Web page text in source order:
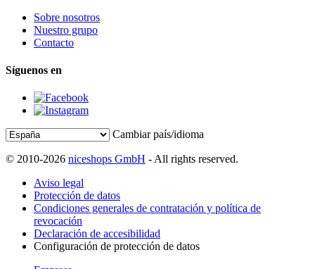
Sobre nosotros
Nuestro grupo
Contacto
Síguenos en
Cambiar país/idioma
© 2010-2026 niceshops GmbH - All rights reserved.
Aviso legal
Protección de datos
Condiciones generales de contratación y política de
revocación
Declaración de accesibilidad
Configuración de protección de datos